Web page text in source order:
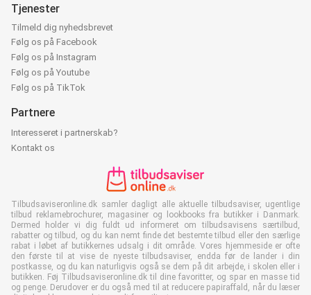
Tjenester
Tilmeld dig nyhedsbrevet
Følg os på Facebook
Følg os på Instagram
Følg os på Youtube
Følg os på TikTok
Partnere
Interesseret i partnerskab?
Kontakt os
Tilbudsaviseronline.dk samler dagligt alle aktuelle tilbudsaviser, ugentlige
tilbud reklamebrochurer, magasiner og lookbooks fra butikker i Danmark.
Dermed holder vi dig fuldt ud informeret om tilbudsavisens særtilbud,
rabatter og tilbud, og du kan nemt finde det bestemte tilbud eller den særlige
rabat i løbet af butikkernes udsalg i dit område. Vores hjemmeside er ofte
den første til at vise de nyeste tilbudsaviser, endda før de lander i din
postkasse, og du kan naturligvis også se dem på dit arbejde, i skolen eller i
butikken. Føj Tilbudsaviseronline.dk til dine favoritter, og spar en masse tid
og penge. Derudover er du også med til at reducere papiraffald, når du læser